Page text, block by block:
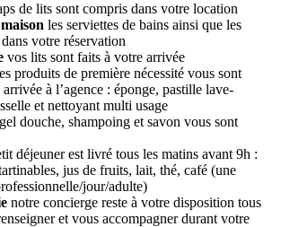
de lits sont compris dans votre location
les serviettes de bains ainsi que les
votre réservation
vos lits sont faits à votre arrivée
produits de première nécessité vous sont
à l’agence : éponge, pastille lave-
et nettoyant multi usage
gel douche, shampoing et savon vous sont
déjeuner est livré tous les matins avant 9h :
jus de fruits, lait, thé, café (une
jour/adulte)
notre concierge reste à votre disposition tous
et vous accompagner durant votre